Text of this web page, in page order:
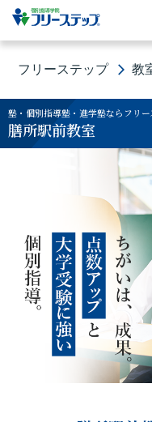
フリーステップ 教
塾・個別指導塾・進学塾ならフリ
膳所駅前教室